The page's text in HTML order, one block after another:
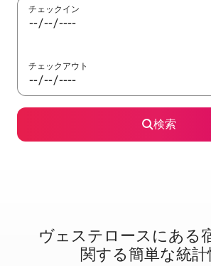
チェックイン
チェックアウト
検索
ヴェステロースに⁠あ⁠る
関⁠す⁠る簡⁠単⁠な統⁠計⁠